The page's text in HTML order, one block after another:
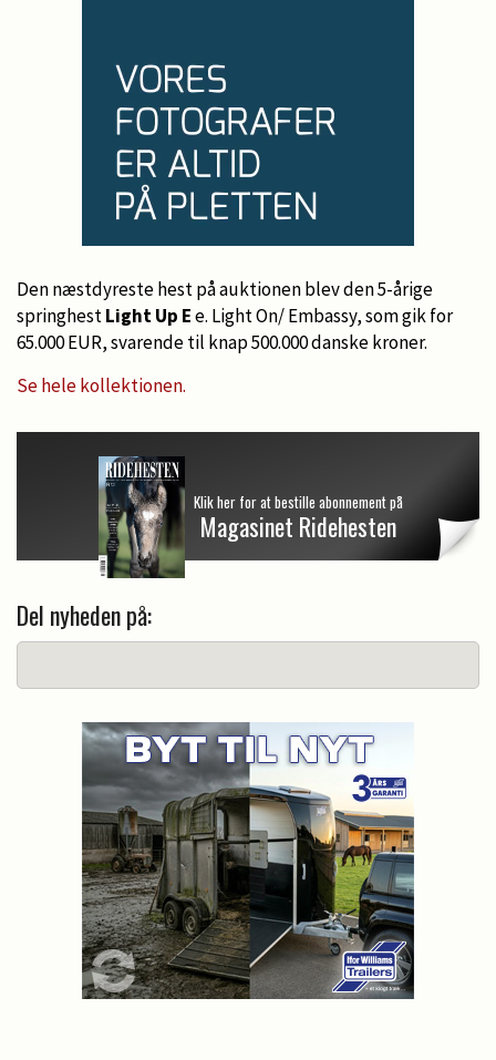
Den næstdyreste hest på auktionen blev den 5-årige
springhestLight Up Ee. Light On/ Embassy, som gik for
65.000 EUR, svarende til knap 500.000 danske kroner.
Se hele kollektionen.
Klik her for at bestille abonnement på
Magasinet Ridehesten
Del nyheden på: